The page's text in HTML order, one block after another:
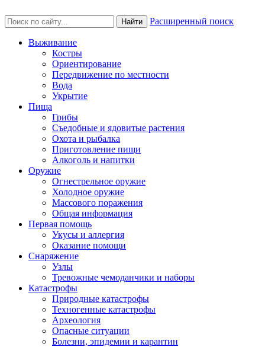
Найти Расширенный поиск
Выживание
Костры
Ориентирование
Передвижение по местности
Вода
Укрытие
Пища
Грибы
Съедобные и ядовитые растения
Охота и рыбалка
Приготовление пищи
Алкоголь и напитки
Оружие
Огнестрельное оружие
Холодное оружие
Массового поражения
Общая информация
Первая помощь
Укусы и аллергия
Оказание помощи
Снаряжение
Узлы
Тревожные чемоданчики и наборы
Катастрофы
Природные катастрофы
Техногенные катастрофы
Археология
Опасные ситуации
Болезни, эпидемии и карантин